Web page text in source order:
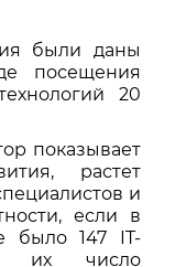
были даны
посещения
20
показывает
растет
и
если в
было 147 IT-
их число